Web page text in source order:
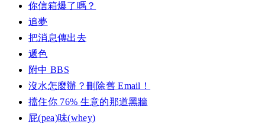
你信箱爆了嗎？
追夢
把消息傳出去
遞色
附中 BBS
沒水怎麼辦？刪除舊 Email！
擋住你 76% 生意的那道黑牆
屁(pea)味(whey)